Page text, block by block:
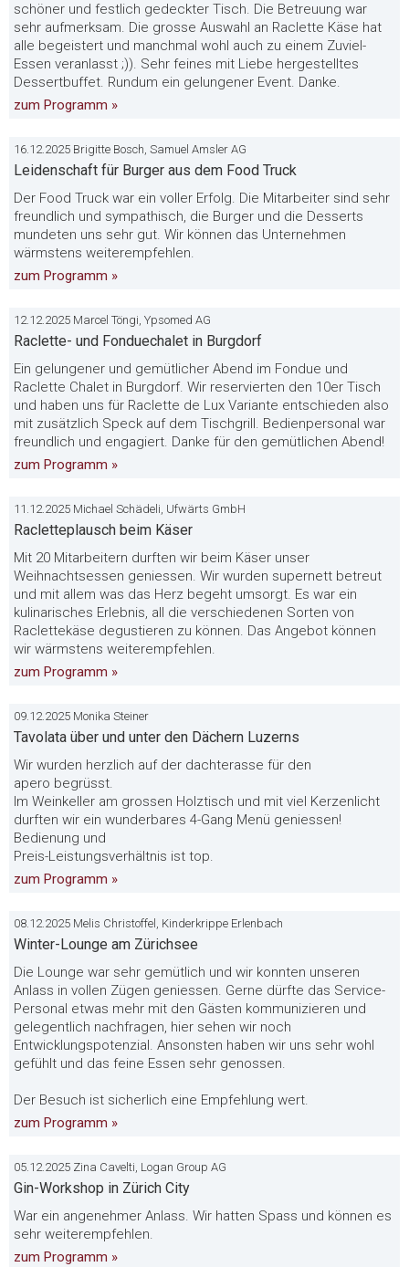
schöner und festlich gedeckter Tisch. Die Betreuung war
sehr aufmerksam. Die grosse Auswahl an Raclette Käse hat
alle begeistert und manchmal wohl auch zu einem Zuviel-
Essen veranlasst ;)). Sehr feines mit Liebe hergestelltes
Dessertbuffet. Rundum ein gelungener Event. Danke.
zum Programm »
16.12.2025 Brigitte Bosch, Samuel Amsler AG
Leidenschaft für Burger aus dem Food Truck
Der Food Truck war ein voller Erfolg. Die Mitarbeiter sind sehr
freundlich und sympathisch, die Burger und die Desserts
mundeten uns sehr gut. Wir können das Unternehmen
wärmstens weiterempfehlen.
zum Programm »
12.12.2025 Marcel Töngi, Ypsomed AG
Raclette- und Fonduechalet in Burgdorf
Ein gelungener und gemütlicher Abend im Fondue und
Raclette Chalet in Burgdorf. Wir reservierten den 10er Tisch
und haben uns für Raclette de Lux Variante entschieden also
mit zusätzlich Speck auf dem Tischgrill. Bedienpersonal war
freundlich und engagiert. Danke für den gemütlichen Abend!
zum Programm »
11.12.2025 Michael Schädeli, Ufwärts GmbH
Racletteplausch beim Käser
Mit 20 Mitarbeitern durften wir beim Käser unser
Weihnachtsessen geniessen. Wir wurden supernett betreut
und mit allem was das Herz begeht umsorgt. Es war ein
kulinarisches Erlebnis, all die verschiedenen Sorten von
Raclettekäse degustieren zu können. Das Angebot können
wir wärmstens weiterempfehlen.
zum Programm »
09.12.2025 Monika Steiner
Tavolata über und unter den Dächern Luzerns
Wir wurden herzlich auf der dachterasse für den
apero begrüsst.
Im Weinkeller am grossen Holztisch und mit viel Kerzenlicht
durften wir ein wunderbares 4-Gang Menü geniessen!
Bedienung und
Preis-Leistungsverhältnis ist top.
zum Programm »
08.12.2025 Melis Christoffel, Kinderkrippe Erlenbach
Winter-Lounge am Zürichsee
Die Lounge war sehr gemütlich und wir konnten unseren
Anlass in vollen Zügen geniessen. Gerne dürfte das Service-
Personal etwas mehr mit den Gästen kommunizieren und
gelegentlich nachfragen, hier sehen wir noch
Entwicklungspotenzial. Ansonsten haben wir uns sehr wohl
gefühlt und das feine Essen sehr genossen.
Der Besuch ist sicherlich eine Empfehlung wert.
zum Programm »
05.12.2025 Zina Cavelti, Logan Group AG
Gin-Workshop in Zürich City
War ein angenehmer Anlass. Wir hatten Spass und können es
sehr weiterempfehlen.
zum Programm »